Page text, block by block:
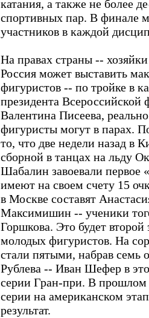
катания, а также не более
спортивных пар. В финале
участников в каждой
На правах страны --
Россия может выставить
фигуристов -- по тройке в
президента Всероссийской
Валентина Писеева,
фигуристы могут в парах.
то, что две недели назад в
сборной в танцах на льду
Шабалин завоевали первое
имеют на своем счету 15
в Москве составят
Максимишин -- ученики
Горшкова. Это будет
молодых фигуристов. На
стали пятыми, набрав семь
Рублева -- Иван Шефер в
серии Гран-при. В прошлом
серии на американском
результат.